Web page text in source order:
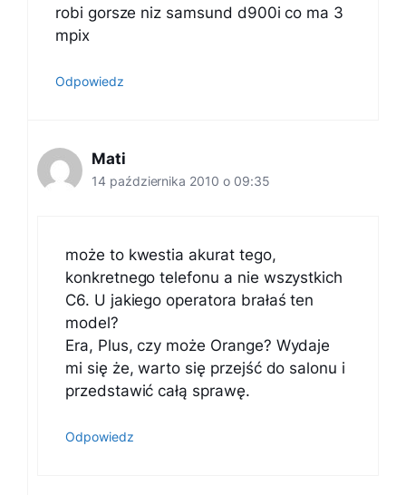
robi gorsze niz samsund d900i co ma 3
mpix
Odpowiedz
Mati
14 października 2010 o 09:35
może to kwestia akurat tego,
konkretnego telefonu a nie wszystkich
C6. U jakiego operatora brałaś ten
model?
Era, Plus, czy może Orange? Wydaje
mi się że, warto się przejść do salonu i
przedstawić całą sprawę.
Odpowiedz